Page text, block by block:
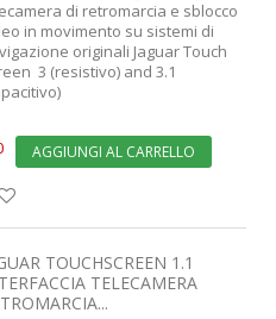
di retromarcia e sblocco
in movimento su sistemi di
originali Jaguar Touch
3 (resistivo) and 3.1
AGGIUNGI AL CARRELLO
TOUCHSCREEN 1.1
TELECAMERA